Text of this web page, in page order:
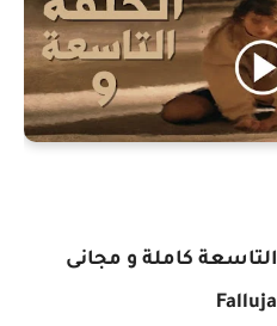
مسلسل فلوجة الحلقة 9 التاسعة كاملة و مجانى